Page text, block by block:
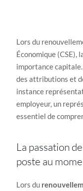
Lors du
Économique (CSE),
importance
des attributions et
instance
employeur, un
essentiel de
La passation
poste au
Lors du